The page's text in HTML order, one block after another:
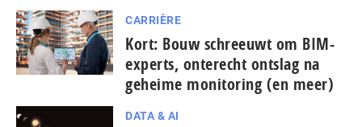
CARRIÈRE
Kort: Bouw schreeuwt om BIM-
experts, onterecht ontslag na
geheime monitoring (en meer)
DATA & AI